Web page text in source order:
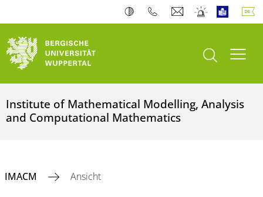
Suche öffnen
Institute of Mathematical Modelling, Analysis
and Computational Mathematics
IMACM Ansicht